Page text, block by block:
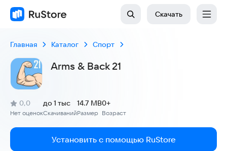
Скачать
Главная Каталог Спорт
Arms & Back 21
Рейтинг:
0,0
(
Нет оценок
)
Скачиваний
до 1 тыс
Размер
14.7 MB
Возраст
0+
Установить с помощью RuStore